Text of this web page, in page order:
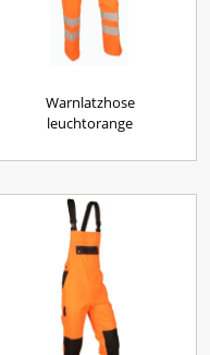
Warnlatzhose
leuchtorange